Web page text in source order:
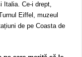
Italia. Ce-i drept,
Eiffel, muzeul
de pe Coasta de